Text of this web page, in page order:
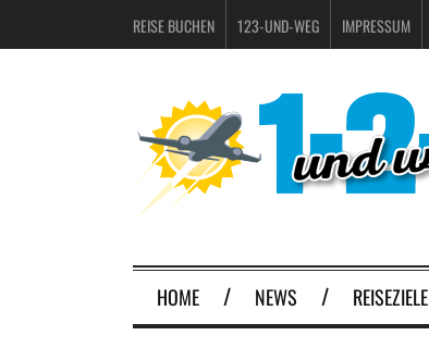
REISE BUCHEN 123-UND-WEG IMPRESSUM
HOME NEWS REISEZIELE